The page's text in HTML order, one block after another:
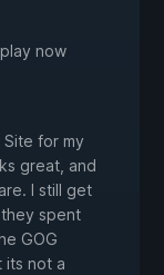
now
for my
great, and
I still get
spent
GOG
its not a